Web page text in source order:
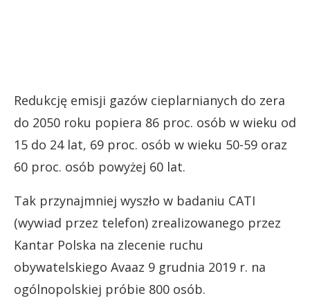
Redukcję emisji gazów cieplarnianych do zera
do 2050 roku popiera 86 proc. osób w wieku od
15 do 24 lat, 69 proc. osób w wieku 50-59 oraz
60 proc. osób powyżej 60 lat.
Tak przynajmniej wyszło w badaniu CATI
(wywiad przez telefon) zrealizowanego przez
Kantar Polska na zlecenie ruchu
obywatelskiego Avaaz 9 grudnia 2019 r. na
ogólnopolskiej próbie 800 osób.